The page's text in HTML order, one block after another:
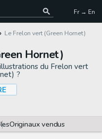
Fr → En
Le Frelon vert (Green Hornet)
Hornet)
du Frelon vert
?
Originaux vendus